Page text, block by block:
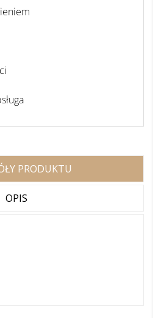
PRODUKTU
OPIS